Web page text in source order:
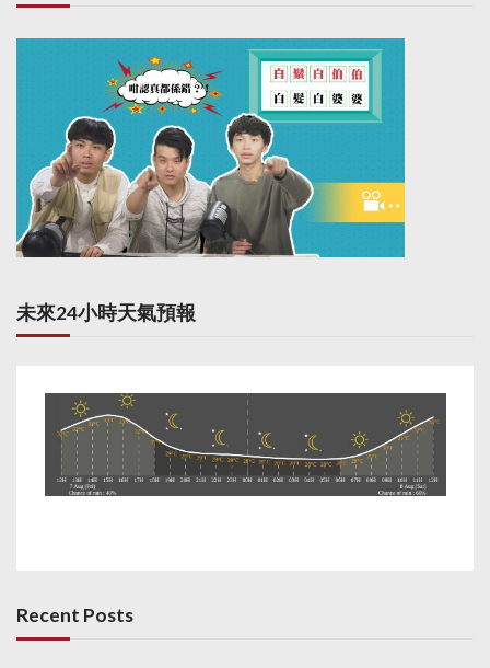
未來24小時天氣預報
Recent Posts